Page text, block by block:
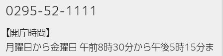
0295-52-1111
【開庁時間】
月曜日から金曜日 午前8時30分から午後5時15分ま